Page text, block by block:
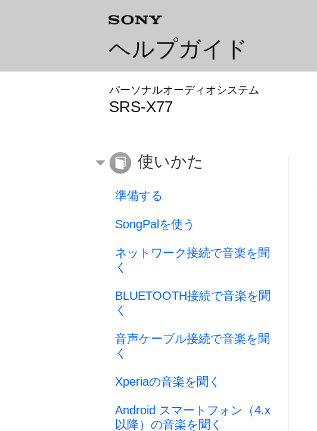
ヘルプガイド
パーソナルオーディオシステム
SRS-X77
使いかた
準備する
SongPalを使う
ネットワーク接続で音楽を聞
く
BLUETOOTH接続で音楽を聞
く
音声ケーブル接続で音楽を聞
く
Xperiaの音楽を聞く
Android スマートフォン（4.x
以降）の音楽を聞く